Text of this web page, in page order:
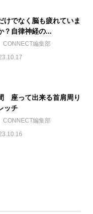
けでなく脳も疲れていま
？自律神経の...
CONNECT編集部
座って出来る首肩周り
ッチ
CONNECT編集部